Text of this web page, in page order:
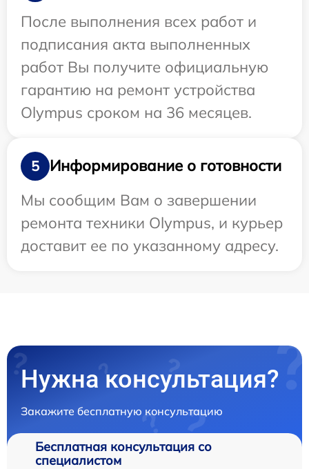
После выполнения всех работ и
подписания акта выполненных
работ Вы получите официальную
гарантию на ремонт устройства
Olympus сроком на 36 месяцев.
5
Информирование о готовности
Мы сообщим Вам о завершении
ремонта техники Olympus, и курьер
доставит ее по указанному адресу.
Нужна консультация?
Закажите бесплатную консультацию
Бесплатная консультация со
специалистом